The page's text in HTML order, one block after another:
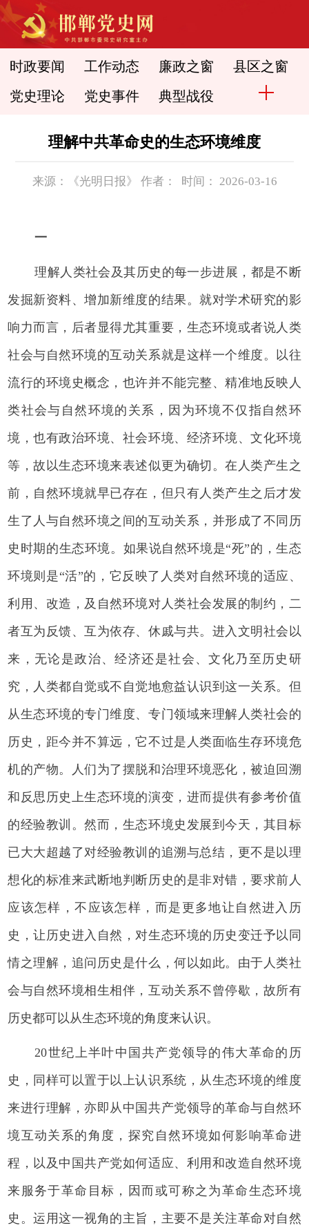
时政要闻 工作动态 廉政之窗 县区之窗
党史理论 党史事件 典型战役
理解中共革命史的生态环境维度
来源：《光明日报》 作者： 时间： 2026-03-16
一
理解人类社会及其历史的每一步进展，都是不断
发掘新资料、增加新维度的结果。就对学术研究的影
响力而言，后者显得尤其重要，生态环境或者说人类
社会与自然环境的互动关系就是这样一个维度。以往
流行的环境史概念，也许并不能完整、精准地反映人
类社会与自然环境的关系，因为环境不仅指自然环
境，也有政治环境、社会环境、经济环境、文化环境
等，故以生态环境来表述似更为确切。在人类产生之
前，自然环境就早已存在，但只有人类产生之后才发
生了人与自然环境之间的互动关系，并形成了不同历
史时期的生态环境。如果说自然环境是“死”的，生态
环境则是“活”的，它反映了人类对自然环境的适应、
利用、改造，及自然环境对人类社会发展的制约，二
者互为反馈、互为依存、休戚与共。进入文明社会以
来，无论是政治、经济还是社会、文化乃至历史研
究，人类都自觉或不自觉地愈益认识到这一关系。但
从生态环境的专门维度、专门领域来理解人类社会的
历史，距今并不算远，它不过是人类面临生存环境危
机的产物。人们为了摆脱和治理环境恶化，被迫回溯
和反思历史上生态环境的演变，进而提供有参考价值
的经验教训。然而，生态环境史发展到今天，其目标
已大大超越了对经验教训的追溯与总结，更不是以理
想化的标准来武断地判断历史的是非对错，要求前人
应该怎样，不应该怎样，而是更多地让自然进入历
史，让历史进入自然，对生态环境的历史变迁予以同
情之理解，追问历史是什么，何以如此。由于人类社
会与自然环境相生相伴，互动关系不曾停歇，故所有
历史都可以从生态环境的角度来认识。
20世纪上半叶中国共产党领导的伟大革命的历
史，同样可以置于以上认识系统，从生态环境的维度
来进行理解，亦即从中国共产党领导的革命与自然环
境互动关系的角度，探究自然环境如何影响革命进
程，以及中国共产党如何适应、利用和改造自然环境
来服务于革命目标，因而或可称之为革命生态环境
史。运用这一视角的主旨，主要不是关注革命对自然